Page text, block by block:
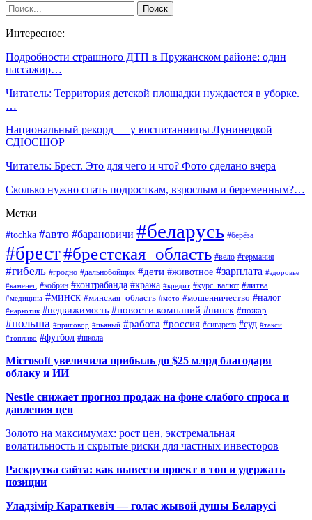
Интересное:
Подробности страшного ДТП в Пружанском районе: один
пассажир…
Читатель: Территория детской площадки нуждается в уборке.
…
Национальный рекорд — у воспитанницы Лунинецкой
СДЮСШОР
Читатель: Брест. Это для чего и что? Фото сделано вчера
Сколько нужно спать подросткам, взрослым и беременным?…
Метки
#tochka #авто #барановичи #беларусь #берёза
#брест#брестская_область #вело #германия
#гибель #гродно #дальнобойщик #дети #животное #зарплата #здоровье
#каменец #кобрин #контрабанда #кража #кредит #курс_валют #литва
#медицина #минск #минская_область #мото #мошенничество #налог
#наркотик #недвижимость #новости компаний #пинск #пожар
#польша #приговор #пьяный #работа #россия #сигарета #суд #такси
#топливо #футбол #школа
Microsoft увеличила прибыль до $25 млрд благодаря
облаку и ИИ
Nestle снижает прогноз продаж на фоне слабого спроса и
давления цен
Золото на максимумах: рост цен, экстремальная
волатильность и скрытые риски для частных инвесторов
Раскрутка сайта: как вывести проект в топ и удержать
позиции
Уладзімір Караткевіч — голас жывой душы Беларусі